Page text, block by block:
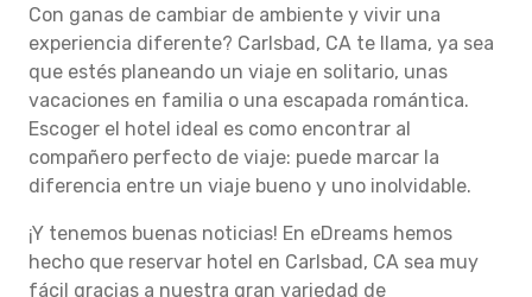
Con ganas de cambiar de ambiente y vivir una
experiencia diferente? Carlsbad, CA te llama, ya sea
que estés planeando un viaje en solitario, unas
vacaciones en familia o una escapada romántica.
Escoger el hotel ideal es como encontrar al
compañero perfecto de viaje: puede marcar la
diferencia entre un viaje bueno y uno inolvidable.
¡Y tenemos buenas noticias! En eDreams hemos
hecho que reservar hotel en Carlsbad, CA sea muy
fácil gracias a nuestra gran variedad de